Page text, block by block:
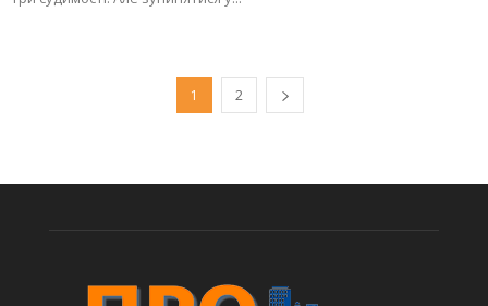
1 2